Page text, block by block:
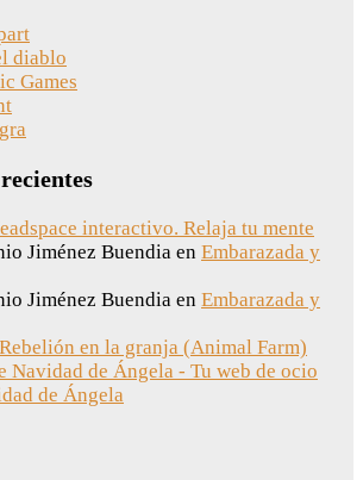
diablo
Games
interactivo. Relaja tu mente
Jiménez Buendia en Embarazada y
Jiménez Buendia en Embarazada y
Rebelión en la granja (Animal Farm)
Navidad de Ángela - Tu web de ocio
de Ángela